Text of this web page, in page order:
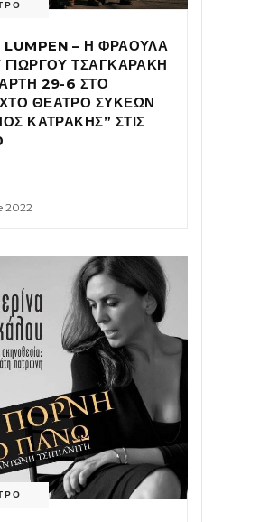
LUMPEN – Η ΦΡΑΟΥΛΑ
ΓΙΩΡΓΟΥ ΤΣΑΓΚΑΡΑΚΗ
29-6 ΣΤΟ
ΘΕΑΤΡΟ ΣΥΚΕΩΝ
ΚΑΤΡΑΚΗΣ” ΣΤΙΣ
2022